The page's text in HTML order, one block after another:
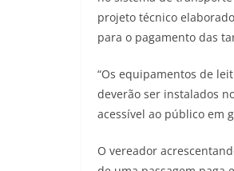
projeto técnico
para o pagamento das
“Os equipamentos de
deverão ser instalados
acessível ao público em
O vereador